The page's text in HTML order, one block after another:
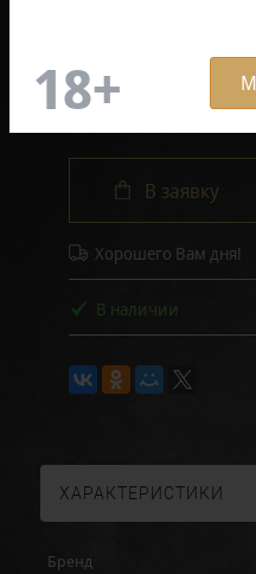
1 750 руб.
В заявку
Хорошего Вам дня!
В наличии
ХАРАКТЕРИСТИКИ
Бренд